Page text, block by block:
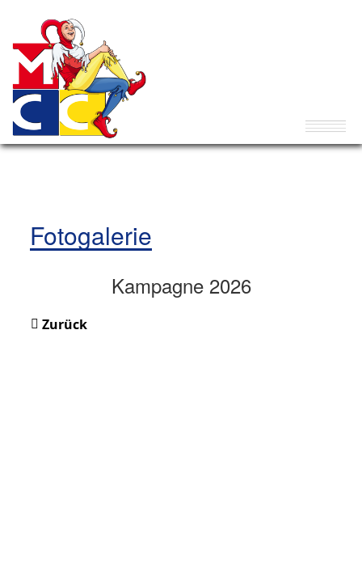
Fotogalerie
Kampagne 2026
Zurück